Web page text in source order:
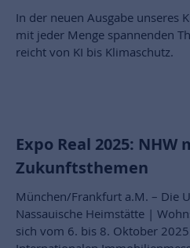
In der neuen Ausgabe unseres
mit jeder Menge spannenden
reicht von KI bis Klimaschutz.
Expo Real 2025:
Zukunftsthemen
München/Frankfurt a.M. – Die
Nassauische Heimstätte |
sich vom 6. bis 8. Oktober